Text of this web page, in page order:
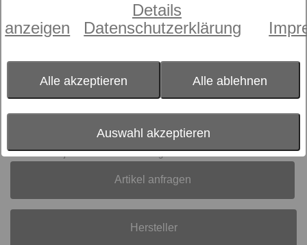
Details
anzeigen
Datenschutzerklärung
Alle akzeptieren Alle ablehnen
Auswahl akzeptieren
Preis: auf Anfrage
Lieferkosten jetzt unverbindlich anfragen.
Artikel anfragen
Hersteller